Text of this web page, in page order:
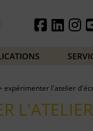
expérimenter l'atelier